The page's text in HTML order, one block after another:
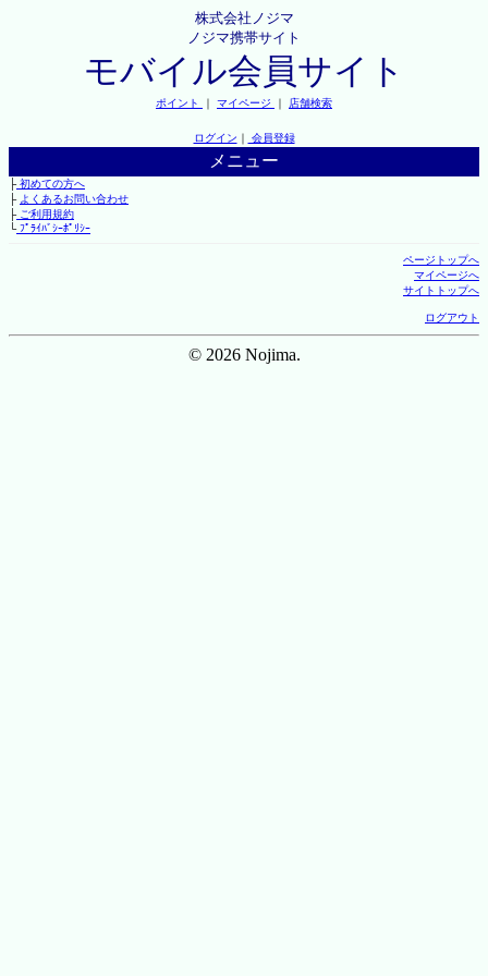
株式会社ノジマ
ノジマ携帯サイト
モバイル会員サイト
ポイント ｜ マイページ ｜ 店舗検索
ログイン ｜ 会員登録
メニュー
├初めての方へ
├ よくあるお問い合わせ
├ご利用規約
└ﾌﾟﾗｲﾊﾞｼｰﾎﾟﾘｼｰ
ページトップへ
マイページへ
サイトトップへ
ログアウト
© 2026 Nojima.